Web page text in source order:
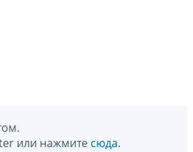
или нажмите сюда.